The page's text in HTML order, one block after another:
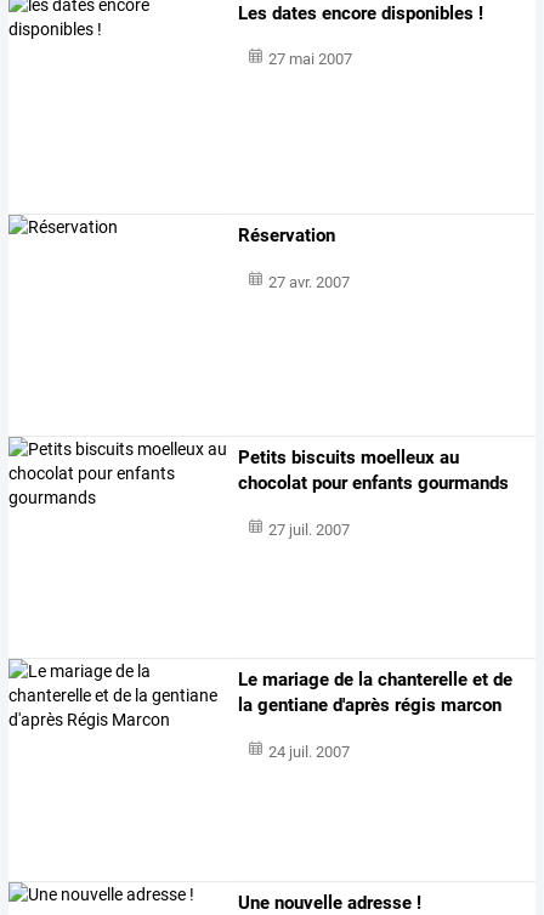
Les dates encore disponibles !
27 mai 2007
Réservation
27 avr. 2007
Petits biscuits moelleux au
chocolat pour enfants gourmands
27 juil. 2007
Le mariage de la chanterelle et de
la gentiane d'après régis marcon
24 juil. 2007
Une nouvelle adresse !